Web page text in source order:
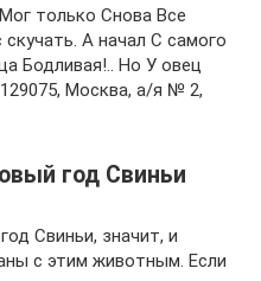
год Свиньи
Свиньи, значит, и
с этим животным. Если